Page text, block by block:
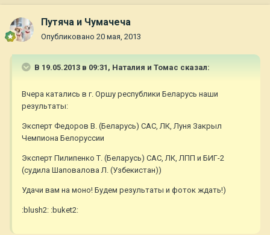
Путяча и Чумачеча
Опубликовано 20 мая, 2013
В 19.05.2013 в 09:31, Наталия и Томас сказал:
Вчера катались в г. Оршу республики Беларусь наши
результаты:
Эксперт Федоров В. (Беларусь) САС, ЛК, Луня Закрыл
Чемпиона Белоруссии
Эксперт Пилипенко Т. (Беларусь) САС, ЛК, ЛПП и БИГ-2
(судила Шаповалова Л. (Узбекистан))
Удачи вам на моно! Будем результаты и фоток ждать!)
:blush2: :buket2: